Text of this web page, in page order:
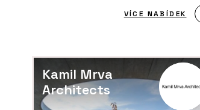
VÍCE NABÍDEK
Kamil Mrva
Architects